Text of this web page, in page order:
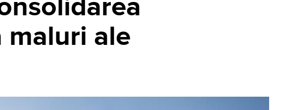
ale